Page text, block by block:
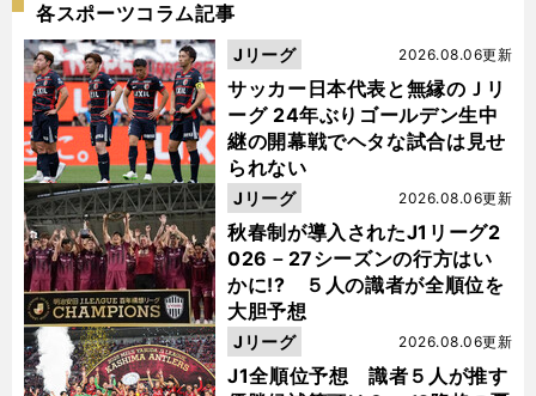
各スポーツコラム記事
サッカー日本代表と無縁のＪリ
ーグ 24年ぶりゴールデン生中
継の開幕戦でヘタな試合は見せ
られない
2026.08.06更新
Jリーグ
秋春制が導入されたJ1リーグ2
026－27シーズンの行方はい
かに!? ５人の識者が全順位を
大胆予想
2026.08.06更新
Jリーグ
J1全順位予想 識者５人が推す
2026.08.06更新
Jリーグ